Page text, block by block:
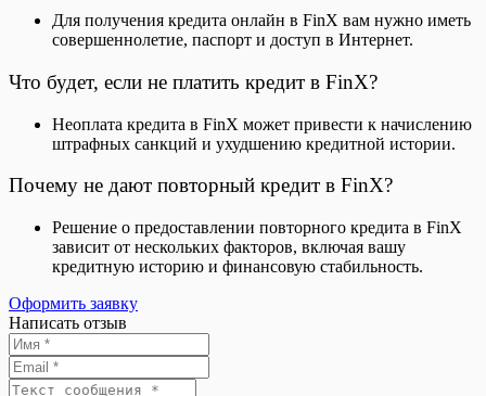
Для получения кредита онлайн в FinX вам нужно иметь
совершеннолетие, паспорт и доступ в Интернет.
Что будет, если не платить кредит в FinX?
Неоплата кредита в FinX может привести к начислению
штрафных санкций и ухудшению кредитной истории.
Почему не дают повторный кредит в FinX?
Решение о предоставлении повторного кредита в FinX
зависит от нескольких факторов, включая вашу
кредитную историю и финансовую стабильность.
Оформить заявку
Написать отзыв